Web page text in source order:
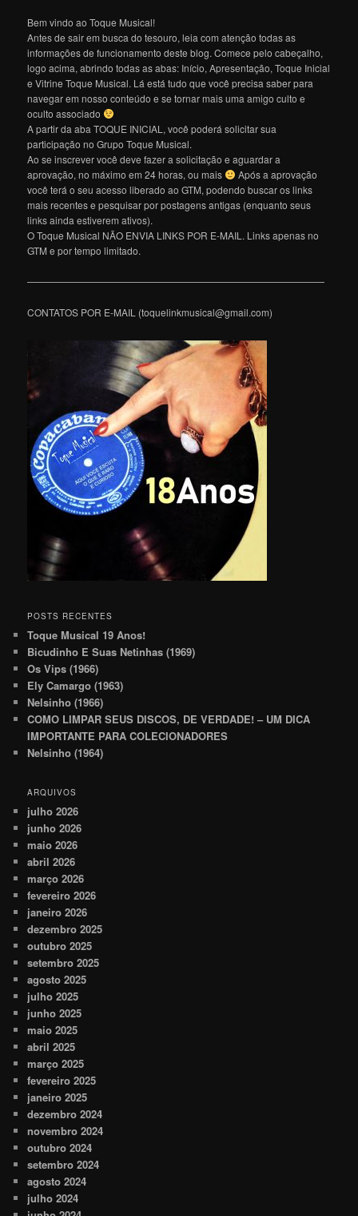
Bem vindo ao Toque Musical!
Antes de sair em busca do tesouro, leia com atenção todas as
informações de funcionamento deste blog. Comece pelo cabeçalho,
logo acima, abrindo todas as abas: Início, Apresentação, Toque Inicial
e Vitrine Toque Musical. Lá está tudo que você precisa saber para
navegar em nosso conteúdo e se tornar mais uma amigo culto e
oculto associado
A partir da aba TOQUE INICIAL, você poderá solicitar sua
participação no Grupo Toque Musical.
Ao se inscrever você deve fazer a solicitação e aguardar a
aprovação, no máximo em 24 horas, ou mais
Após a aprovação
você terá o seu acesso liberado ao GTM, podendo buscar os links
mais recentes e pesquisar por postagens antigas (enquanto seus
links ainda estiverem ativos).
O Toque Musical NÃO ENVIA LINKS POR E-MAIL. Links apenas no
GTM e por tempo limitado.
———————————————————————————————
CONTATOS POR E-MAIL (toquelinkmusical@gmail.com)
POSTS RECENTES
Toque Musical 19 Anos!
Bicudinho E Suas Netinhas (1969)
Os Vips (1966)
Ely Camargo (1963)
Nelsinho (1966)
COMO LIMPAR SEUS DISCOS, DE VERDADE! – UM DICA
IMPORTANTE PARA COLECIONADORES
Nelsinho (1964)
ARQUIVOS
julho 2026
junho 2026
maio 2026
abril 2026
março 2026
fevereiro 2026
janeiro 2026
dezembro 2025
outubro 2025
setembro 2025
agosto 2025
julho 2025
junho 2025
maio 2025
abril 2025
março 2025
fevereiro 2025
janeiro 2025
dezembro 2024
novembro 2024
outubro 2024
setembro 2024
agosto 2024
julho 2024